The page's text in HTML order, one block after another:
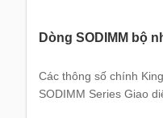
Dòng SODIMM bộ
Các thông số chính
SODIMM Series Giao